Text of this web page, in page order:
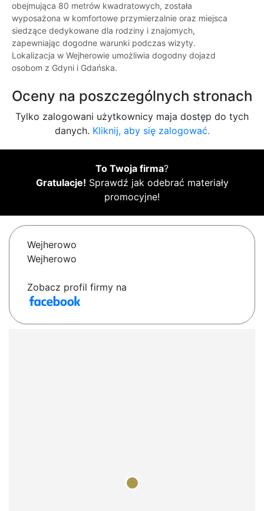
obejmująca 80 metrów kwadratowych, została
wyposażona w komfortowe przymierzalnie oraz miejsca
siedzące dedykowane dla rodziny i znajomych,
zapewniając dogodne warunki podczas wizyty.
Lokalizacja w Wejherowie umożliwia dogodny dojazd
osobom z Gdyni i Gdańska.
Oceny na poszczególnych stronach
Tylko zalogowani użytkownicy maja dostęp do tych
danych. Kliknij, aby się zalogować.
To Twoja firma?
Gratulacje! Sprawdź jak odebrać materiały
promocyjne!
Wejherowo
Wejherowo
Zobacz profil firmy na